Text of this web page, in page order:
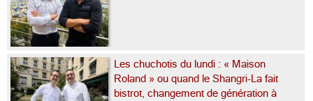
Les chuchotis du lundi : « Maison
Roland » ou quand le Shangri-La fait
bistrot, changement de génération à